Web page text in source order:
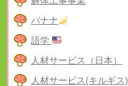
バナナ
語学
人材サービス（日本）
人材サービス(キルギス)